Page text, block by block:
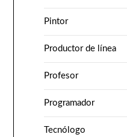
Pintor
Productor de línea
Profesor
Programador
Tecnólogo